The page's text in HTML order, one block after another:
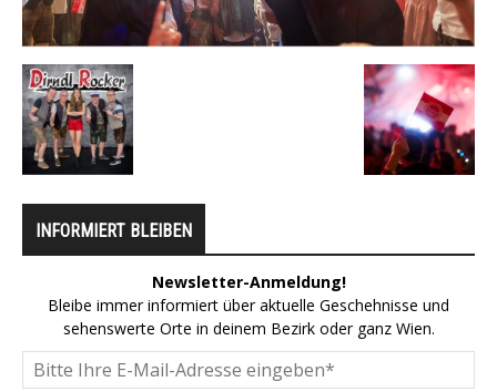
INFORMIERT BLEIBEN
Newsletter-Anmeldung!
Bleibe immer informiert über aktuelle Geschehnisse und
sehenswerte Orte in deinem Bezirk oder ganz Wien.